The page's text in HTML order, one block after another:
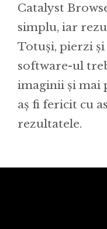
Catalyst
simplu, iar
Totuși, pierzi și
software-ul
imaginii și mai
aș fi fericit cu
rezultatele.